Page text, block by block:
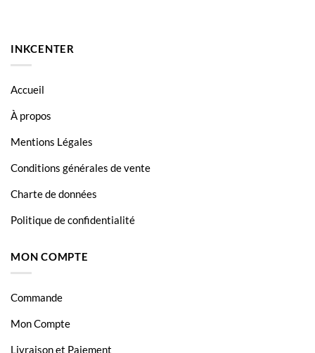
INKCENTER
Accueil
À propos
Mentions Légales
Conditions générales de vente
Charte de données
Politique de confidentialité
MON COMPTE
Commande
Mon Compte
Livraison et Paiement